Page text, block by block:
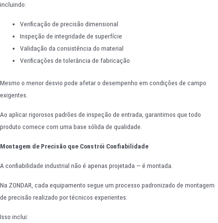
incluindo:
Verificação de precisão dimensional
Inspeção de integridade de superfície
Validação da consistência do material
Verificações de tolerância de fabricação
Mesmo o menor desvio pode afetar o desempenho em condições de campo
exigentes.
Ao aplicar rigorosos padrões de inspeção de entrada, garantimos que todo
produto comece com uma base sólida de qualidade.
Montagem de Precisão que Constrói Confiabilidade
A confiabilidade industrial não é apenas projetada — é montada.
Na ZONDAR, cada equipamento segue um processo padronizado de montagem
de precisão realizado por técnicos experientes.
Isso inclui: